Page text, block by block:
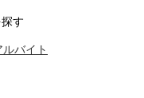
す
バイト